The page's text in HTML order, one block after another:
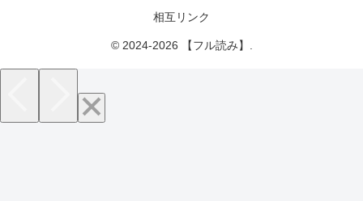
相互リンク
© 2024-2026 【フル読み】.